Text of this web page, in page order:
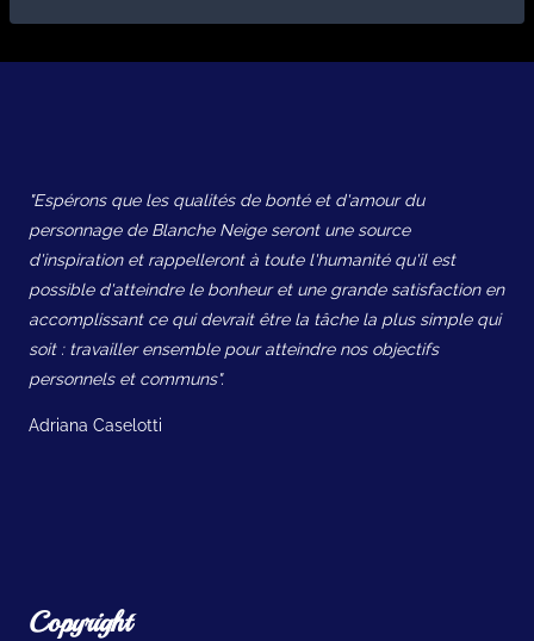
"Espérons que les qualités de bonté et d'amour du
personnage de Blanche Neige seront une source
d'inspiration et rappelleront à toute l'humanité qu'il est
possible d'atteindre le bonheur et une grande satisfaction en
accomplissant ce qui devrait être la tâche la plus simple qui
soit : travailler ensemble pour atteindre nos objectifs
personnels et communs".
Adriana Caselotti
Copyright